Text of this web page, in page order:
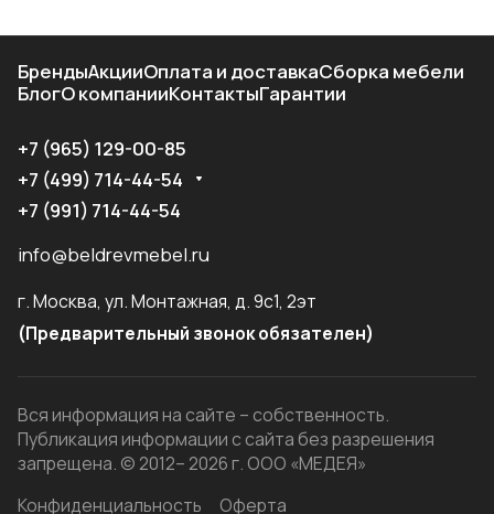
БрендыАкцииОплата и доставкаСборка мебели
БлогО компанииКонтактыГарантии
+7 (965) 129-00-85
+7 (499) 714-44-54
+7 (991) 714-44-54
info@beldrevmebel.ru
г. Москва, ул. Монтажная, д. 9с1, 2эт
(Предварительный звонок обязателен)
Вся информация на сайте – собственность.
Публикация информации с сайта без разрешения
запрещена. © 2012– 2026 г. ООО «МЕДЕЯ»
Конфиденциальность
Оферта